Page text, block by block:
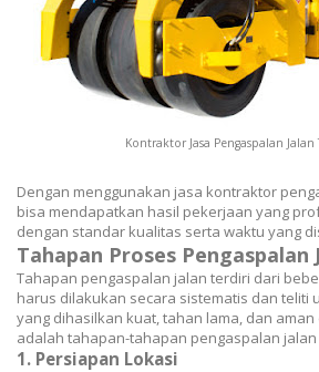
Kontraktor Jasa Pengaspalan Jalan
Dengan menggunakan jasa kontraktor
bisa mendapatkan hasil pekerjaan yang
dengan standar kualitas serta waktu yang
Tahapan Proses Pengaspalan
Tahapan pengaspalan jalan terdiri dari
harus dilakukan secara sistematis dan teliti
yang dihasilkan kuat, tahan lama, dan
adalah tahapan-tahapan pengaspalan jalan
1. Persiapan Lokasi